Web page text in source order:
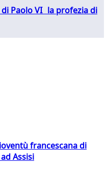
di Paolo VI la profezia di
francescana di
Assisi